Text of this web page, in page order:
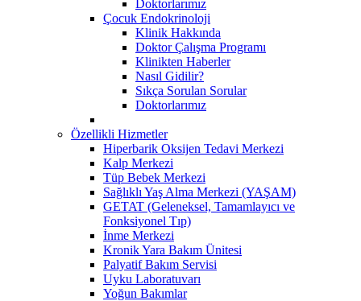
Doktorlarımız
Çocuk Endokrinoloji
Klinik Hakkında
Doktor Çalışma Programı
Klinikten Haberler
Nasıl Gidilir?
Sıkça Sorulan Sorular
Doktorlarımız
Özellikli Hizmetler
Hiperbarik Oksijen Tedavi Merkezi
Kalp Merkezi
Tüp Bebek Merkezi
Sağlıklı Yaş Alma Merkezi (YAŞAM)
GETAT (Geleneksel, Tamamlayıcı ve
Fonksiyonel Tıp)
İnme Merkezi
Kronik Yara Bakım Ünitesi
Palyatif Bakım Servisi
Uyku Laboratuvarı
Yoğun Bakımlar